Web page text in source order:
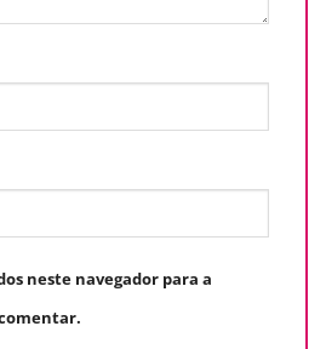
neste navegador para a